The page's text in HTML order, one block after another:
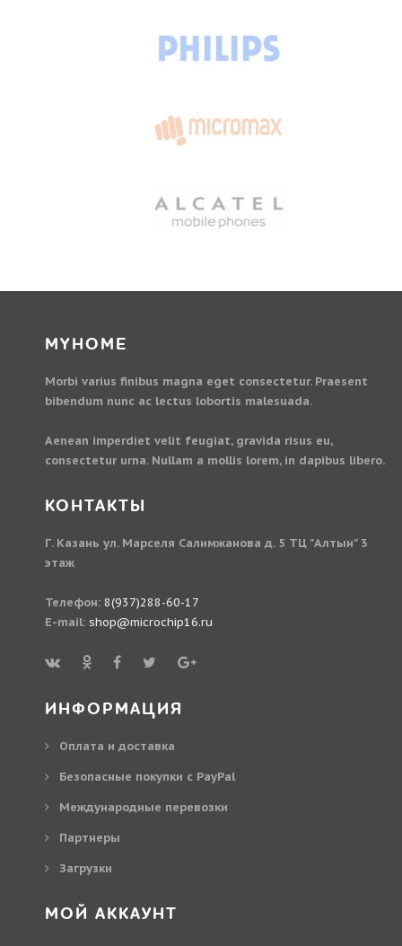
MYHOME
Morbi varius finibus magna eget consectetur. Praesent
bibendum nunc ac lectus lobortis malesuada.
Aenean imperdiet velit feugiat, gravida risus eu,
consectetur urna. Nullam a mollis lorem, in dapibus libero.
КОНТАКТЫ
Г. Казань ул. Марселя Салимжанова д. 5 ТЦ "Алтын" 3
этаж
Телефон: 8(937)288-60-17
E-mail: shop@microchip16.ru
ИНФОРМАЦИЯ
Оплата и доставка
Безопасные покупки с PayPal
Международные перевозки
Партнеры
Загрузки
МОЙ АККАУНТ